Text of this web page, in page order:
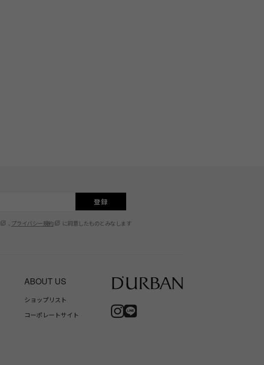
登録
、 プライバシー規約 に同意したものとみなします
ABOUT US
ショップリスト
コーポレートサイト